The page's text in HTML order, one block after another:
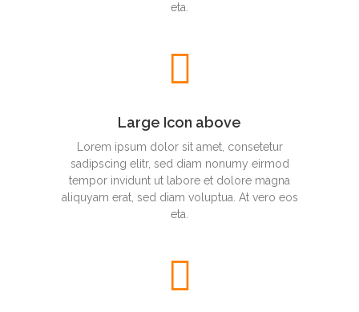
eta.
Large Icon above
Lorem ipsum dolor sit amet, consetetur
sadipscing elitr, sed diam nonumy eirmod
tempor invidunt ut labore et dolore magna
aliquyam erat, sed diam voluptua. At vero eos
eta.